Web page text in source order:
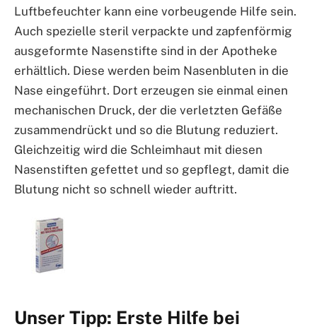
Luftbefeuchter kann eine vorbeugende Hilfe sein.
Auch spezielle steril verpackte und zapfenförmig
ausgeformte Nasenstifte sind in der Apotheke
erhältlich. Diese werden beim Nasenbluten in die
Nase eingeführt. Dort erzeugen sie einmal einen
mechanischen Druck, der die verletzten Gefäße
zusammendrückt und so die Blutung reduziert.
Gleichzeitig wird die Schleimhaut mit diesen
Nasenstiften gefettet und so gepflegt, damit die
Blutung nicht so schnell wieder auftritt.
Unser Tipp: Erste Hilfe bei